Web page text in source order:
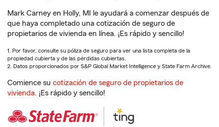
Mark Carney en Holly, MI le ayudará a comenzar después de
que haya completado una cotización de seguro de
propietarios de vivienda en línea. ¡Es rápido y sencillo!
1. Por favor, consulte su póliza de seguro para ver una lista completa de la
propiedad cubierta y de las pérdidas cubiertas.
2. Datos proporcionados por S&P Global Market Intelligence y State Farm Archive.
Comience su cotización de seguro de propietarios de
vivienda. ¡Es rápido y sencillo!